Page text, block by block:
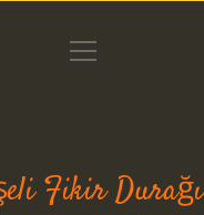
Gizlilik Politikası
menüyü
Fikir Durağı